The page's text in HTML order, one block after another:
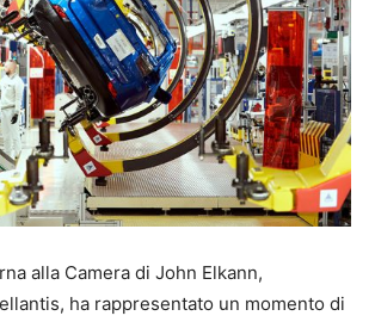
alla Camera di John Elkann,
ha rappresentato un momento di